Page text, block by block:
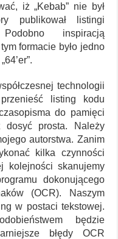
iż „Kebab” nie był
publikował listingi
inspiracją
formacie było jedno
technologii
listing kodu
do pamięci
dosyć prosta. Należy
autorstwa. Zanim
kilka czynności
kolejności skanujemy
dokonującego
(OCR). Naszym
w postaci tekstowej.
będzie
błędy OCR